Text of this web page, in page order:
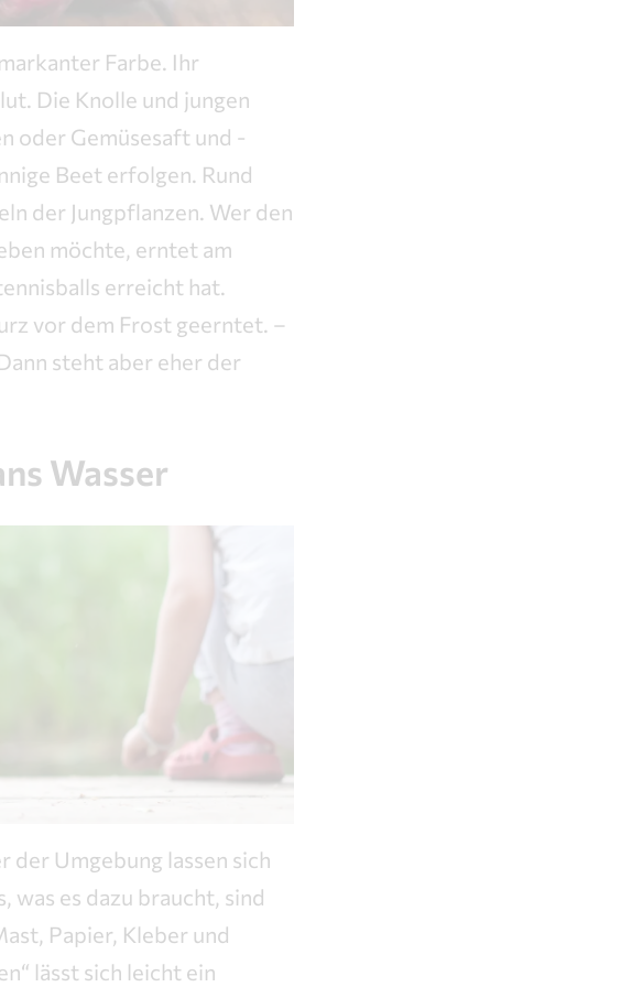
Farbe. Ihr
Die Knolle und jungen
oder Gemüsesaft und -
Beet erfolgen. Rund
der Jungpflanzen. Wer den
möchte, erntet am
erreicht hat.
vor dem Frost geerntet. –
steht aber eher der
Wasser
Umgebung lassen sich
was es dazu braucht, sind
Papier, Kleber und
lässt sich leicht ein